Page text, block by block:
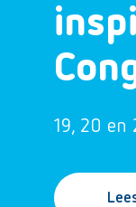
19, 20 en